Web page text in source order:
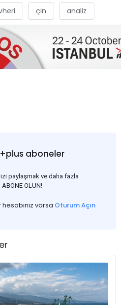
çin analiz
aboneler
paylaşmak ve daha fazla
OLUN!
varsa Oturum Açın